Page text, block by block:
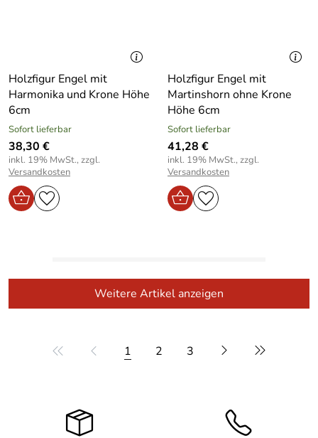
Holzfigur Engel mit
Harmonika und Krone Höhe
6cm
Sofort lieferbar
38,30 €
inkl. 19% MwSt., zzgl.
Versandkosten
Holzfigur Engel mit
Martinshorn ohne Krone
Höhe 6cm
Sofort lieferbar
41,28 €
inkl. 19% MwSt., zzgl.
Versandkosten
Weitere Artikel anzeigen
1 2 3